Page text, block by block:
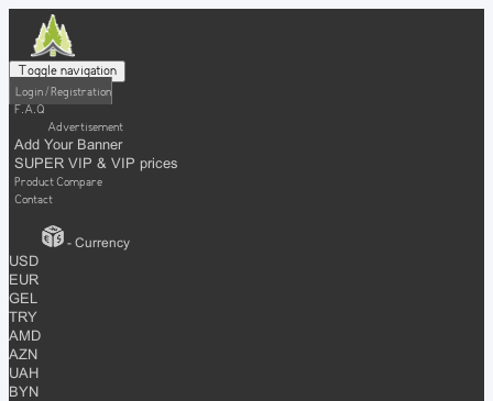
Toggle navigation
Login / Registration
F.A.Q
Advertisement
Add Your Banner
SUPER VIP & VIP prices
Product Compare
Contact
- Currency
USD
EUR
GEL
TRY
AMD
AZN
UAH
BYN